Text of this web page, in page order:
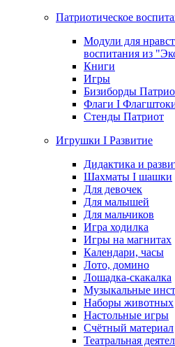
Патриотическое
Модули для
воспитания из
Книги
Игры
Бизиборды
Флаги I
Стенды Патриот
Игрушки I Развитие
Дидактика и
Шахматы I шашки
Для девочек
Для малышей
Для мальчиков
Игра ходилка
Игры на магнитах
Календари, часы
Лото, домино
Лошадка-скакалка
Музыкальные
Наборы животных
Настольные игры
Счётный материал
Театральная